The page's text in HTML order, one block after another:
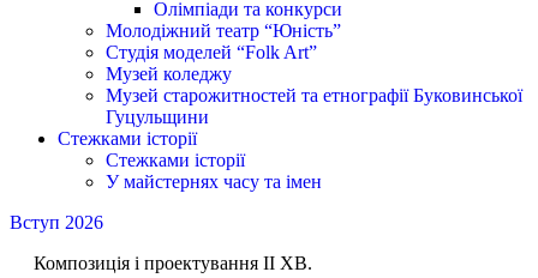
Олімпіади та конкурси
Молодіжний театр “Юність”
Студія моделей “Folk Art”
Музей коледжу
Музей старожитностей та етнографії Буковинської
Гуцульщини
Стежками історії
Стежками історії
У майстернях часу та імен
Вступ 2026
Композиція і проектування II ХВ.